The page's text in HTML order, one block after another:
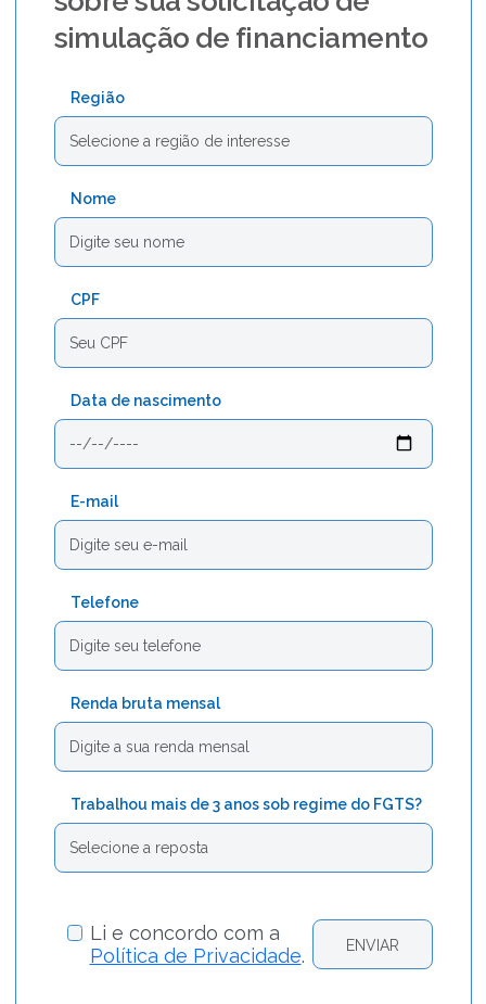
simulação de financiamento
Região
Nome
CPF
Data de nascimento
E-mail
Telefone
Renda bruta mensal
Trabalhou mais de 3 anos sob regime do FGTS?
Li e concordo com a
Política de Privacidade.